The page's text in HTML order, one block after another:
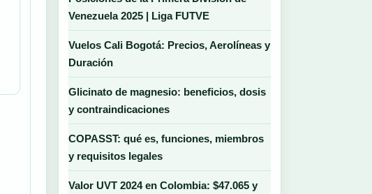
Venezuela 2025 | Liga FUTVE
Vuelos Cali Bogotá: Precios, Aerolíneas y
Duración
Glicinato de magnesio: beneficios, dosis
y contraindicaciones
COPASST: qué es, funciones, miembros
y requisitos legales
Valor UVT 2024 en Colombia: $47.065 y